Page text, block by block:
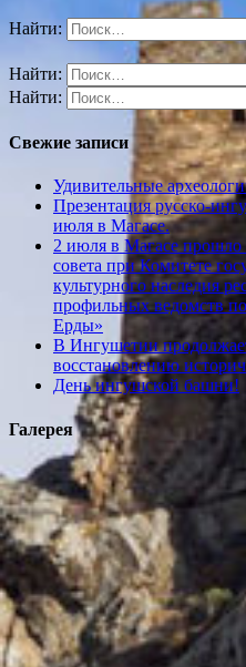
Найти:
Найти:
Найти:
Свежие записи
Удивительные
Презентация русско-
июля в Магасе.
2 июля в Магасе прошло
совета при Комитете
культурного наследия
профильных ведомств
Ерды»
В Ингушетии
восстановлению
День ингушской башни!
Галерея